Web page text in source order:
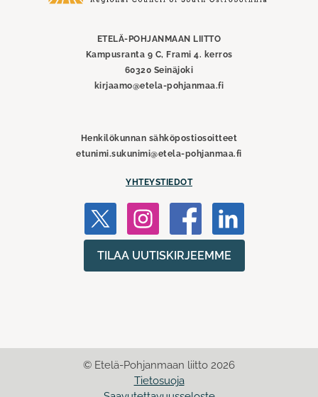
ETELÄ-POHJANMAAN LIITTO
Kampusranta 9 C, Frami 4. kerros
60320 Seinäjoki
kirjaamo@etela-pohjanmaa.fi
Henkilökunnan sähköpostiosoitteet
etunimi.sukunimi@etela-pohjanmaa.fi
YHTEYSTIEDOT
TILAA UUTISKIRJEEMME
© Etelä-Pohjanmaan liitto 2026
Tietosuoja